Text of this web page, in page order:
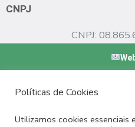
CNPJ
CNPJ:
Políticas de Cookies
Utilizamos cookies